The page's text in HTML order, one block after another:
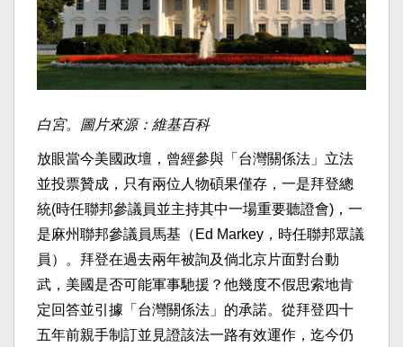
白宮。圖片來源：維基百科
放眼當今美國政壇，曾經參與「台灣關係法」立法
並投票贊成，只有兩位人物碩果僅存，一是拜登總
統(時任聯邦參議員並主持其中一場重要聽證會)，一
是麻州聯邦參議員馬基（Ed Markey，時任聯邦眾議
員）。拜登在過去兩年被詢及倘北京片面對台動
武，美國是否可能軍事馳援？他幾度不假思索地肯
定回答並引據「台灣關係法」的承諾。從拜登四十
五年前親手制訂並見證該法一路有效運作，迄今仍